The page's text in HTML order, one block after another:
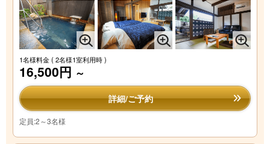
1名様料金( 2名様1室利用時 )
16,500円 ～
詳細/ご予約
定員:2～3名様